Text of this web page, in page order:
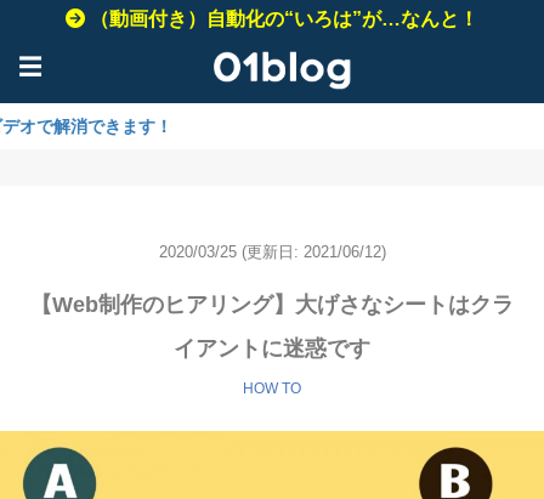
（動画付き）自動化の“いろは”が…なんと！
☰
きます！
2020/03/25 (更新日: 2021/06/12)
【Web制作のヒアリング】大げさなシートはクラ
イアントに迷惑です
HOW TO